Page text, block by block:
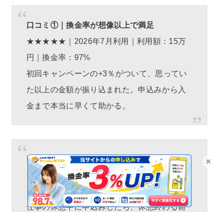
口コミ①｜換金率が想像以上で満足
★★★★★｜2026年7月利用｜利用額：15万
円｜換金率：97%
初回キャンペーンの+3％がついて、思ってい
た以上の金額が振り込まれた。申込みから入
金まで本当に早くて助かる。
口コミ②｜スピード重視ならここ一択
★★★★☆｜2026年7月利用｜利用額：7万円
｜換金率：94%
仕事の休憩中に申込みしたら、休憩終わる前
×